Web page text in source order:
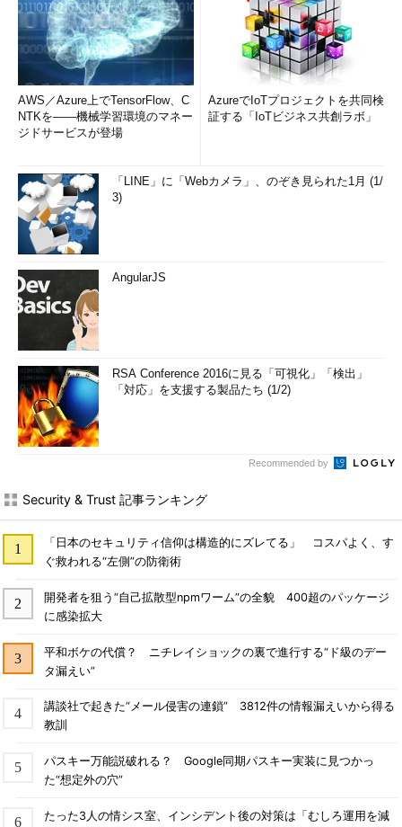
AWS／Azure上でTensorFlow、C
NTKを――機械学習環境のマネー
ジドサービスが登場
AzureでIoTプロジェクトを共同検
証する「IoTビジネス共創ラボ」
「LINE」に「Webカメラ」、のぞき見られた1月 (1/
3)
AngularJS
RSA Conference 2016に見る「可視化」「検出」
「対応」を支援する製品たち (1/2)
Recommended by
Security & Trust 記事ランキング
「日本のセキュリティ信仰は構造的にズレてる」 コスパよく、す
ぐ救われる“左側”の防衛術
開発者を狙う“自己拡散型npmワーム”の全貌 400超のパッケージ
に感染拡大
平和ボケの代償？ ニチレイショックの裏で進行する“ド級のデー
タ漏えい”
講談社で起きた“メール侵害の連鎖” 3812件の情報漏えいから得る
教訓
パスキー万能説破れる？ Google同期パスキー実装に見つかっ
た“想定外の穴”
たった3人の情シス室、インシデント後の対策は「むしろ運用を減